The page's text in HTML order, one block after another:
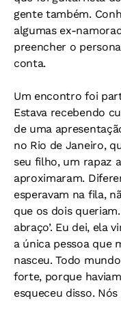
gente também.
algumas ex-
preencher o
conta.
Um encontro foi
Estava recebendo
de uma
no Rio de Janeiro,
seu filho, um rapaz
aproximaram.
esperavam na fila,
que os dois
abraço’. Eu dei, ela
a única pessoa que
nasceu. Todo
forte, porque
esqueceu disso.